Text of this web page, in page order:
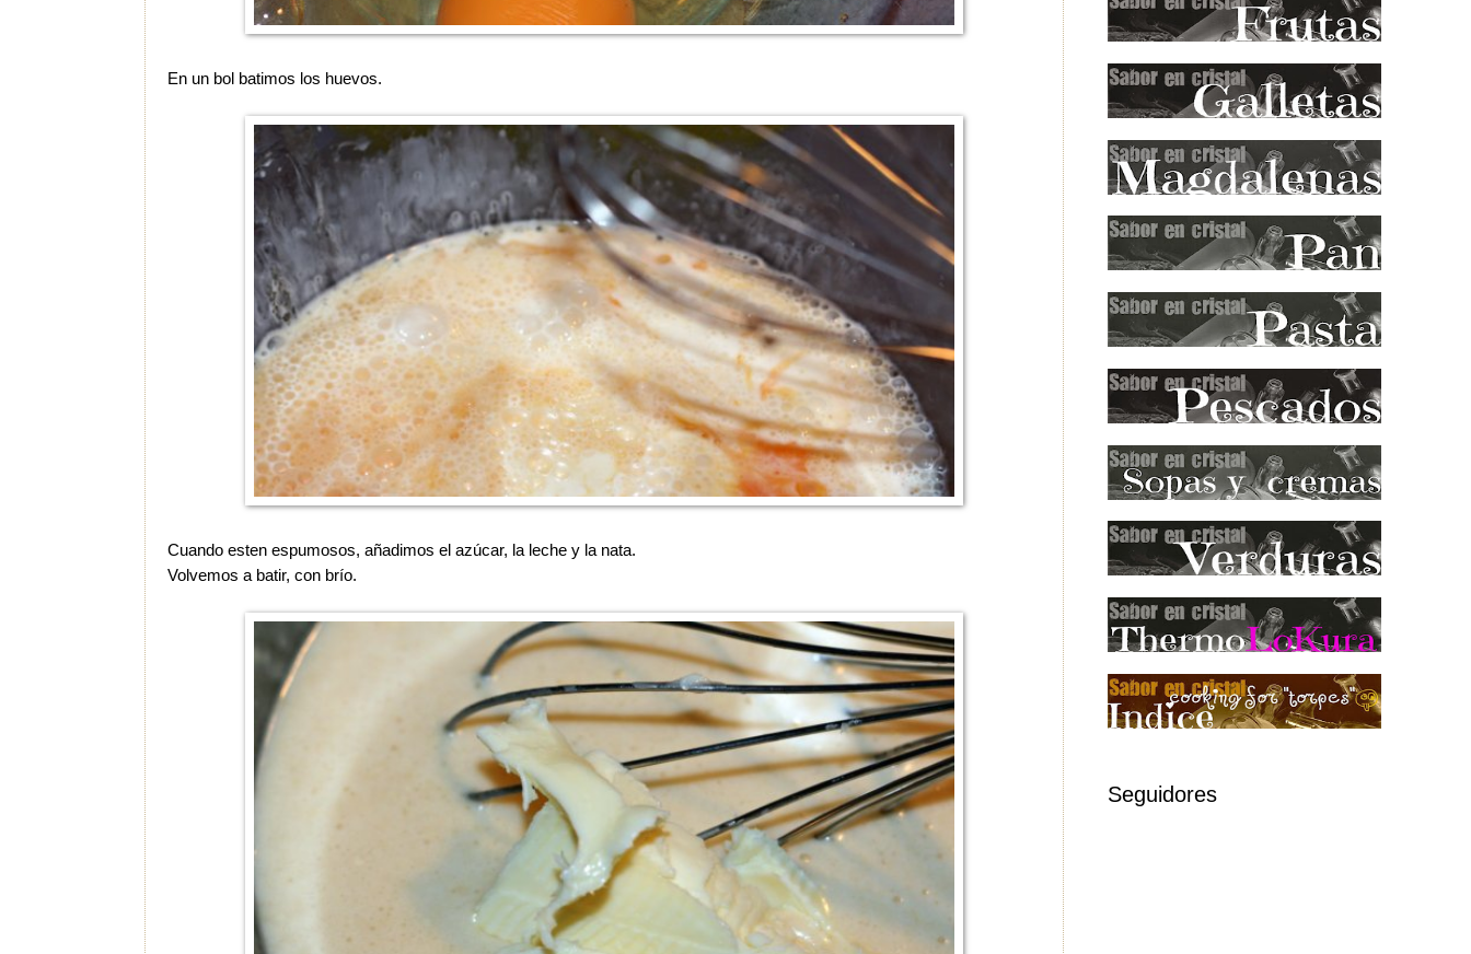
En un bol batimos los huevos.
Cuando esten espumosos, añadimos el azúcar, la leche y la nata.
Volvemos a batir, con brío.
Seguidores